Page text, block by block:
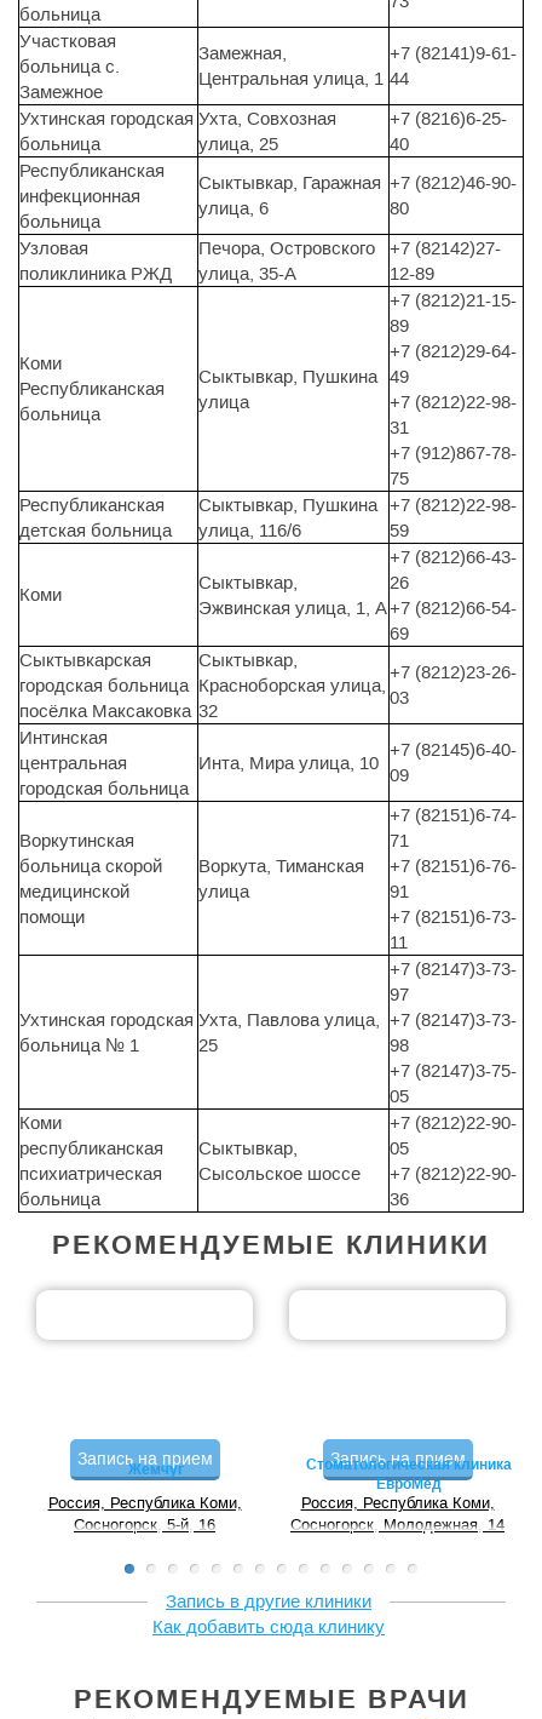
больница
Участковая
больница с.
Замежное
Замежная,
Центральная улица, 1
+7 (82141)9-61-
44
Ухтинская городская
больница
Ухта, Совхозная
улица, 25
+7 (8216)6-25-
40
Республиканская
инфекционная
больница
Сыктывкар, Гаражная
улица, 6
+7 (8212)46-90-
80
Узловая
поликлиника РЖД
Печора, Островского
улица, 35-А
+7 (82142)27-
12-89
Коми
Республиканская
больница
Сыктывкар, Пушкина
улица
+7 (8212)21-15-
89
+7 (8212)29-64-
49
+7 (8212)22-98-
31
+7 (912)867-78-
75
Республиканская
детская больница
Сыктывкар, Пушкина
улица, 116/6
+7 (8212)22-98-
59
Коми
Сыктывкар,
Эжвинская улица, 1, А
+7 (8212)66-43-
26
+7 (8212)66-54-
69
Сыктывкарская
городская больница
посёлка Максаковка
Сыктывкар,
Красноборская улица,
32
+7 (8212)23-26-
03
Интинская
центральная
городская больница
Инта, Мира улица, 10
+7 (82145)6-40-
09
Воркутинская
больница скорой
медицинской
помощи
Воркута, Тиманская
улица
+7 (82151)6-74-
71
+7 (82151)6-76-
91
+7 (82151)6-73-
11
Ухтинская городская
больница № 1
Ухта, Павлова улица,
25
+7 (82147)3-73-
97
+7 (82147)3-73-
98
+7 (82147)3-75-
05
Коми
республиканская
психиатрическая
больница
Сыктывкар,
Сысольское шоссе
+7 (8212)22-90-
05
+7 (8212)22-90-
36
РЕКОМЕНДУЕМЫЕ КЛИНИКИ
Жемчуг
Запись на прием
Россия, Республика Коми,
Сосногорск, 5-й, 16
Стоматологическая клиника
ЕвроМед
Запись на прием
Россия, Республика Коми,
Сосногорск, Молодежная, 14
Запись в другие клиники
Как добавить сюда клинику
РЕКОМЕНДУЕМЫЕ ВРАЧИ